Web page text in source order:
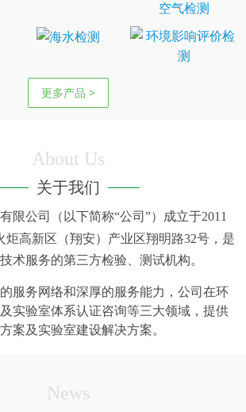
更多产品 >
About Us
关于我们
限公司（以下简称“公司”）成立于2011
炬高新区（翔安）产业区翔明路32号，是
术服务的第三方检验、测试机构。
务网络和深厚的服务能力，公司在环
实验室体系认证咨询等三大领域，提供
案及实验室建设解决方案。
News